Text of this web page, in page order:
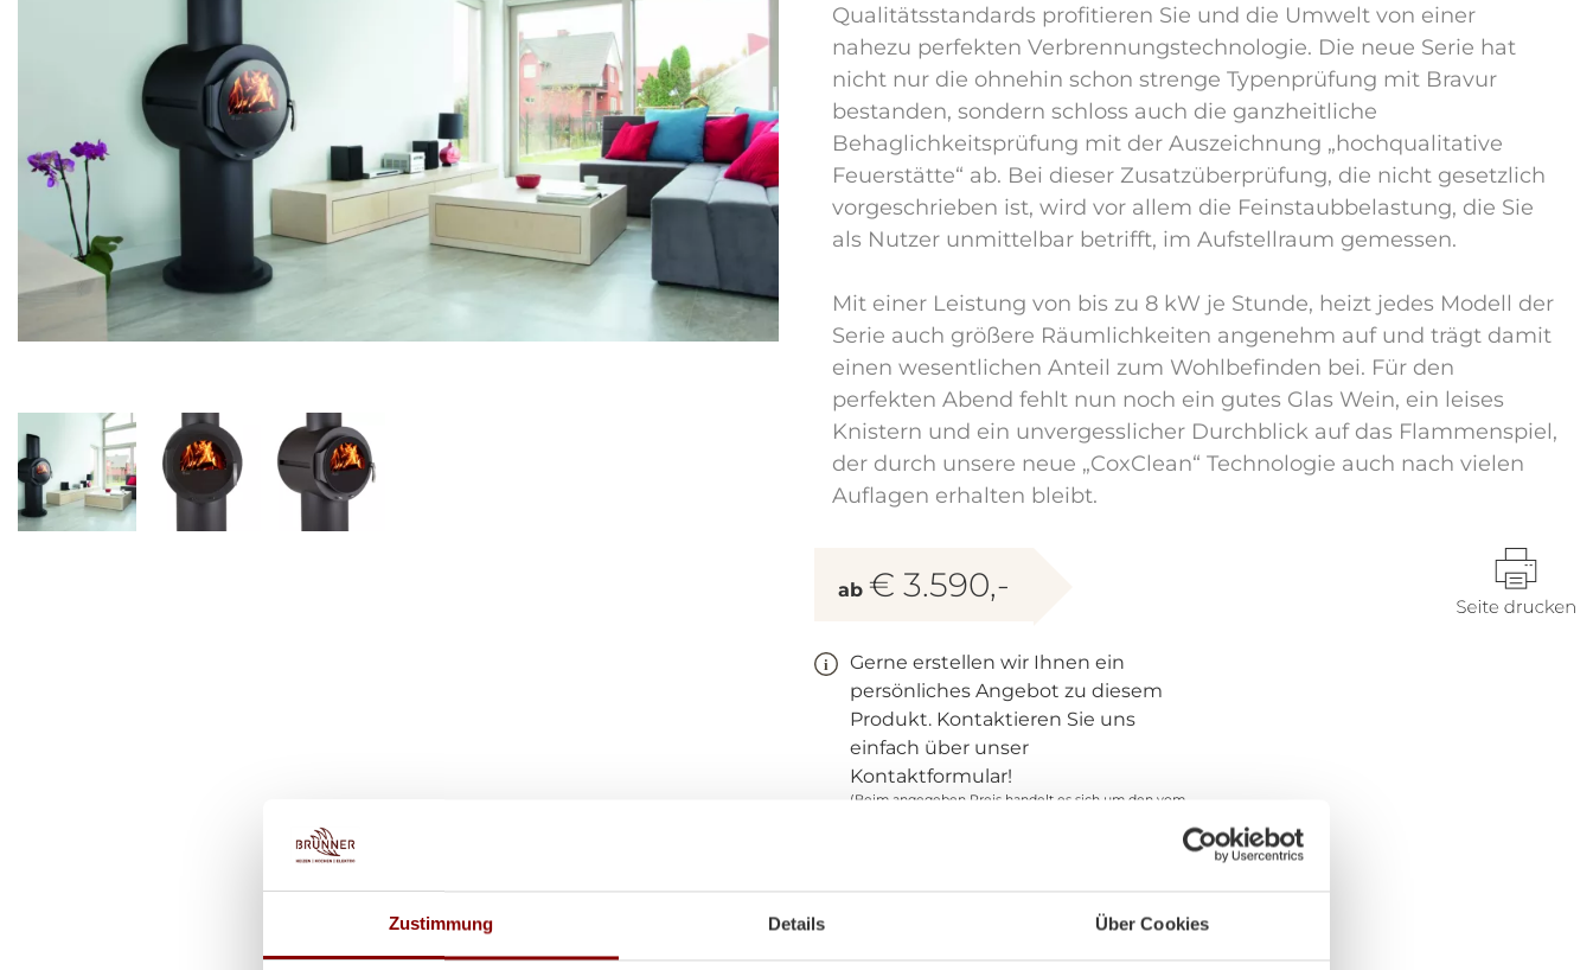
Zustimmung Details Über Cookies
Qualitätsstandards profitieren Sie und die Umwelt von einer
nahezu perfekten Verbrennungstechnologie. Die neue Serie hat
nicht nur die ohnehin schon strenge Typenprüfung mit Bravur
bestanden, sondern schloss auch die ganzheitliche
Behaglichkeitsprüfung mit der Auszeichnung „hochqualitative
Feuerstätte“ ab. Bei dieser Zusatzüberprüfung, die nicht gesetzlich
vorgeschrieben ist, wird vor allem die Feinstaubbelastung, die Sie
als Nutzer unmittelbar betrifft, im Aufstellraum gemessen.
Mit einer Leistung von bis zu 8 kW je Stunde, heizt jedes Modell der
Serie auch größere Räumlichkeiten angenehm auf und trägt damit
einen wesentlichen Anteil zum Wohlbefinden bei. Für den
perfekten Abend fehlt nun noch ein gutes Glas Wein, ein leises
Knistern und ein unvergesslicher Durchblick auf das Flammenspiel,
der durch unsere neue „CoxClean“ Technologie auch nach vielen
Auflagen erhalten bleibt.
ab € 3.590,-
Gerne erstellen wir Ihnen ein
persönliches Angebot zu diesem
Produkt. Kontaktieren Sie uns
einfach über unser
Kontaktformular!
(Beim angegeben Preis handelt es sich um den vom
Produktdetails und technische Daten